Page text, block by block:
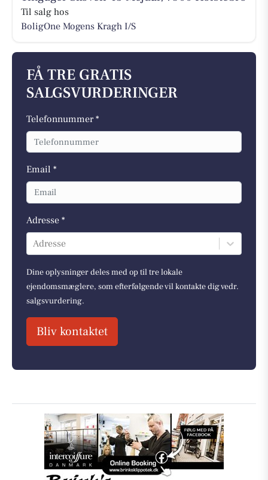
Til salg hos
BoligOne Mogens Kragh I/S
FÅ TRE GRATIS
SALGSVURDERINGER
Telefonnummer *
Email *
Adresse *
Adresse
Dine oplysninger deles med op til tre lokale
ejendomsmæglere, som efterfølgende vil kontakte dig vedr.
salgsvurdering.
Bliv kontaktet